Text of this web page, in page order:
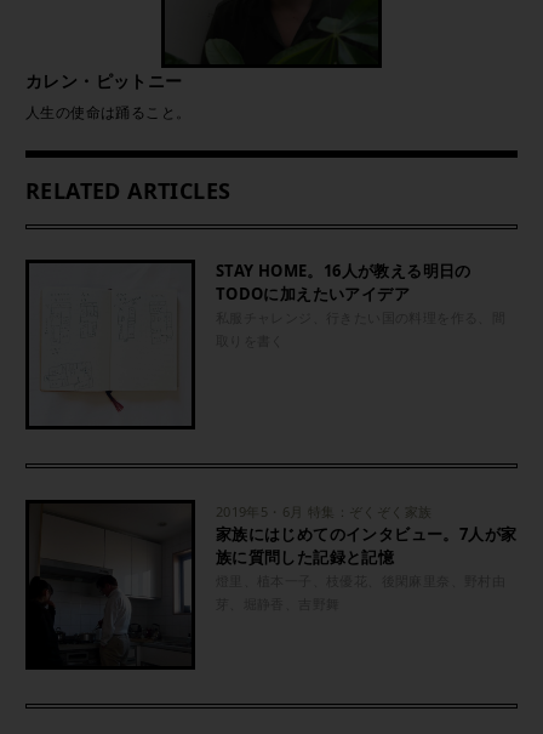
カレン・ピットニー
人生の使命は踊ること。
RELATED ARTICLES
STAY HOME。16人が教える明日の
TODOに加えたいアイデア
2019年5・6月 特集：ぞくぞく家族
家族にはじめてのインタビュー。7人が家
族に質問した記録と記憶